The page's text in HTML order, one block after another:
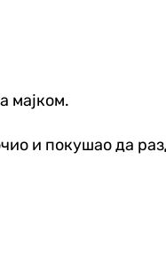
мајком.
и покушао да